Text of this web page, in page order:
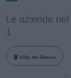
Le aziende
1
Villa del Bosco